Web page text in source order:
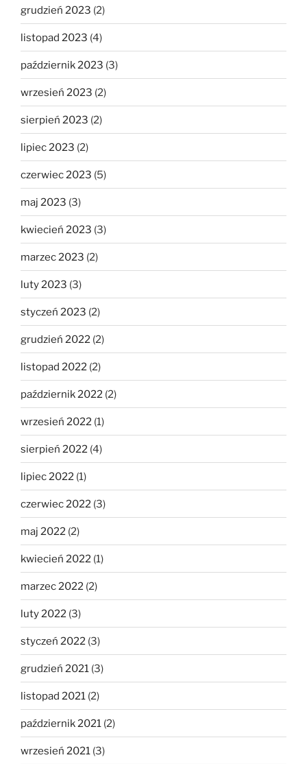
grudzień 2023 (2)
listopad 2023 (4)
październik 2023 (3)
wrzesień 2023 (2)
sierpień 2023 (2)
lipiec 2023 (2)
czerwiec 2023 (5)
maj 2023 (3)
kwiecień 2023 (3)
marzec 2023 (2)
luty 2023 (3)
styczeń 2023 (2)
grudzień 2022 (2)
listopad 2022 (2)
październik 2022 (2)
wrzesień 2022 (1)
sierpień 2022 (4)
lipiec 2022 (1)
czerwiec 2022 (3)
maj 2022 (2)
kwiecień 2022 (1)
marzec 2022 (2)
luty 2022 (3)
styczeń 2022 (3)
grudzień 2021 (3)
listopad 2021 (2)
październik 2021 (2)
wrzesień 2021 (3)